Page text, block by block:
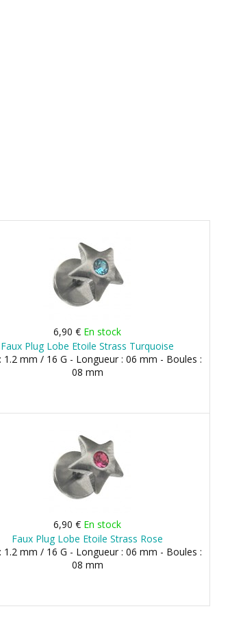
6,90 € En stock
Faux Plug Lobe Etoile Strass Turquoise
1.2 mm / 16 G - Longueur : 06 mm - Boules :
08 mm
6,90 € En stock
Faux Plug Lobe Etoile Strass Rose
1.2 mm / 16 G - Longueur : 06 mm - Boules :
08 mm